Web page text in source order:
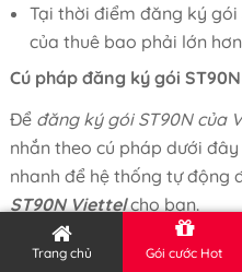
Tại thời điểm đăng ký
của thuê bao phải lớn
Cú pháp đăng ký gói
Để đăng ký gói ST90N của
nhắn theo cú pháp dưới
nhanh để hệ thống tự động
ST90N Viettelcho bạn.
ST90N
Trang chủ Gói cước Hot